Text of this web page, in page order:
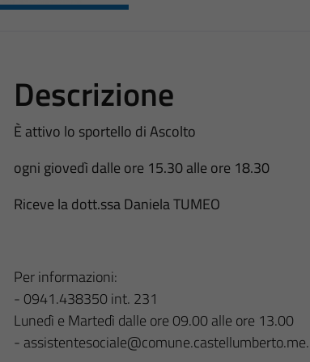
Descrizione
È attivo lo sportello di Ascolto
ogni giovedì dalle ore 15.30 alle ore 18.30
Riceve la dott.ssa Daniela TUMEO
Per informazioni:
- 0941.438350 int. 231
Lunedì e Martedì dalle ore 09.00 alle ore 13.00
-